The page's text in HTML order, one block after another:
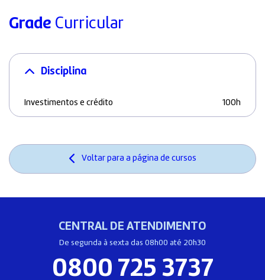
Grade Curricular
Disciplina
Investimentos e crédito 100h
Voltar para a página de cursos
CENTRAL DE ATENDIMENTO
De segunda à sexta das 08h00 até 20h30
0800 725 3737